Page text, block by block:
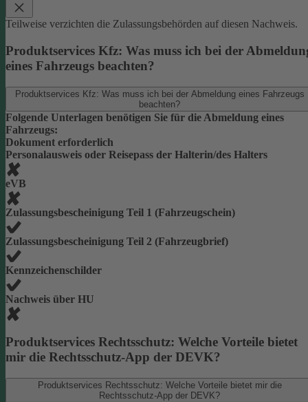
Teilweise verzichten die Zulassungsbehörden auf diesen Nachweis.
Produktservices Kfz: Was muss ich bei der
eines Fahrzeugs beachten?
Produktservices Kfz: Was muss ich bei der Abmeldung eines Fahrzeugs
beachten?
Folgende Unterlagen benötigen Sie für die Abmeldung eines
Fahrzeugs:
Dokument erforderlich
Personalausweis oder Reisepass der Halterin/des Halters
eVB
Zulassungsbescheinigung Teil 1 (Fahrzeugschein)
Zulassungsbescheinigung Teil 2 (Fahrzeugbrief)
Kennzeichenschilder
Nachweis über HU
Produktservices Rechtsschutz: Welche Vorteile bietet
mir die Rechtsschutz-App der DEVK?
Produktservices Rechtsschutz: Welche Vorteile bietet mir die
Rechtsschutz-App der DEVK?